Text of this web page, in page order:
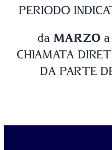
PERIODO
da MARZOa
CHIAMATA
DA PARTE